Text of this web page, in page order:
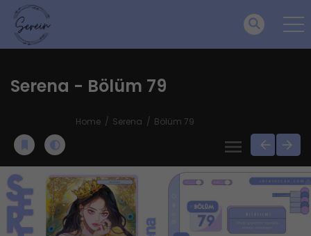
Serena - Bölüm 79
Home Serena Bölüm 79